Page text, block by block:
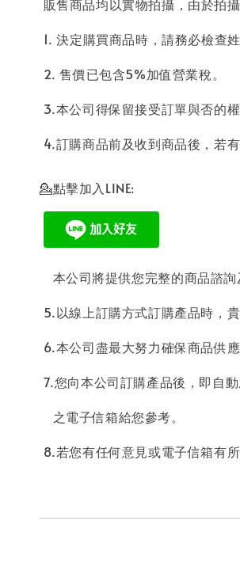
販售商品均以實物拍攝，由於拍
1. 決定購買商品時，請務必檢查
2. 售價已包含5%加值營業稅。
3.本公司得保留接受訂單與否的權
4.訂購商品前及收到商品後，若
💁點擊加入LINE:
本公司將提供您完整的商品諮詢
5.以線上訂購方式訂購產品時，
6.本公司盡最大努力確保商品供
7.您向本公司訂購產品後，即自
之電子信箱給您參考。
8.若您有任何意見或電子信箱有